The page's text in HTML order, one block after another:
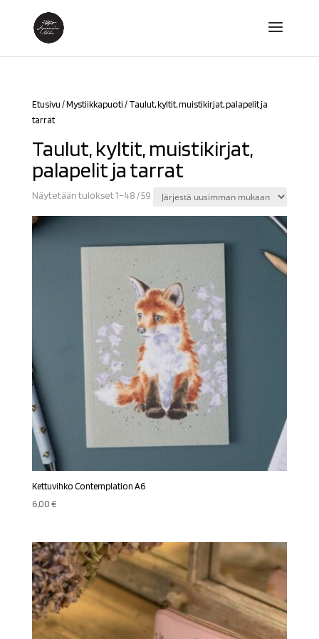
Etusivu /Mystiikkapuoti / Taulut, kyltit, muistikirjat, palapelit ja
tarrat
Taulut, kyltit, muistikirjat,
palapelit ja tarrat
Näytetään tulokset 1–48 / 59Sorted
Kettuvihko Contemplation A6
6,00€